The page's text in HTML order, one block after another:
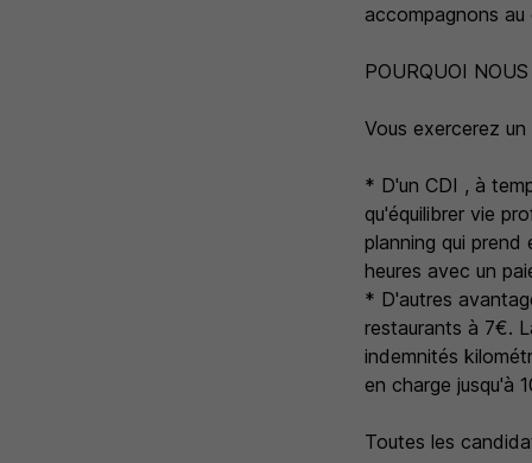
accompagnons au
POURQUOI
Vous exercerez
* D'un CDI , à
qu'équilibrer vie
planning qui
heures avec un
* D'autres
restaurants à 7€.
indemnités
en charge jusqu'à
Toutes les